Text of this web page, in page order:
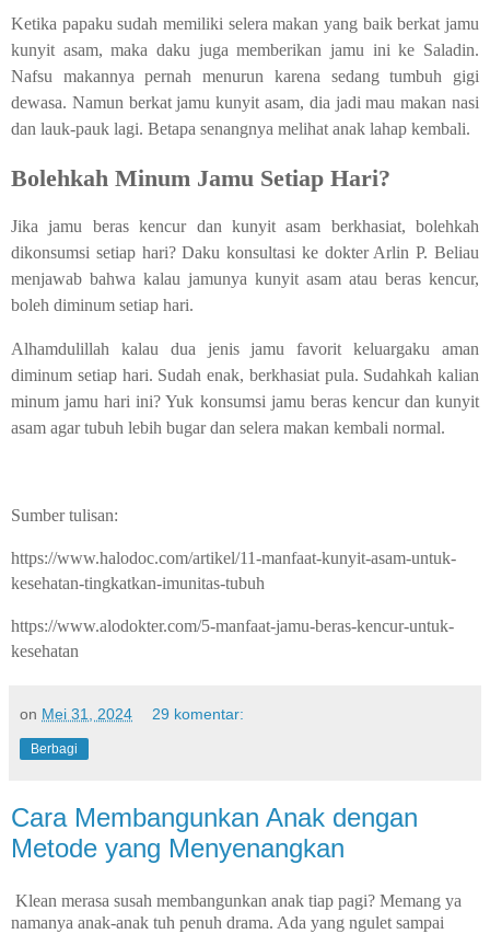
Ketika papaku sudah memiliki selera makan yang baik berkat jamu
kunyit asam, maka daku juga memberikan jamu ini ke Saladin.
Nafsu makannya pernah menurun karena sedang tumbuh gigi
dewasa. Namun berkat jamu kunyit asam, dia jadi mau makan nasi
dan lauk-pauk lagi. Betapa senangnya melihat anak lahap kembali.
Bolehkah Minum Jamu Setiap Hari?
Jika jamu beras kencur dan kunyit asam berkhasiat, bolehkah
dikonsumsi setiap hari? Daku konsultasi ke dokter Arlin P. Beliau
menjawab bahwa kalau jamunya kunyit asam atau beras kencur,
boleh diminum setiap hari.
Alhamdulillah kalau dua jenis jamu favorit keluargaku aman
diminum setiap hari. Sudah enak, berkhasiat pula. Sudahkah kalian
minum jamu hari ini? Yuk konsumsi jamu beras kencur dan kunyit
asam agar tubuh lebih bugar dan selera makan kembali normal.
Sumber tulisan:
https://www.halodoc.com/artikel/11-manfaat-kunyit-asam-untuk-
kesehatan-tingkatkan-imunitas-tubuh
https://www.alodokter.com/5-manfaat-jamu-beras-kencur-untuk-
kesehatan
on Mei 31, 2024 29 komentar:
Berbagi
Cara Membangunkan Anak dengan
Metode yang Menyenangkan
Klean merasa susah membangunkan anak tiap pagi? Memang ya
namanya anak-anak tuh penuh drama. Ada yang ngulet sampai